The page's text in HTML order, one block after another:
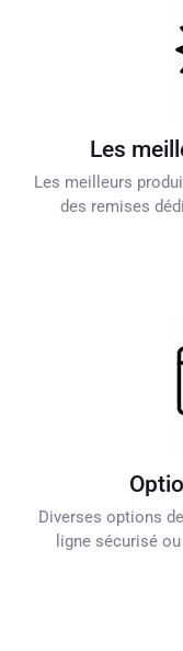
Les
Les meilleurs
des remises
Diverses options
ligne sécurisé